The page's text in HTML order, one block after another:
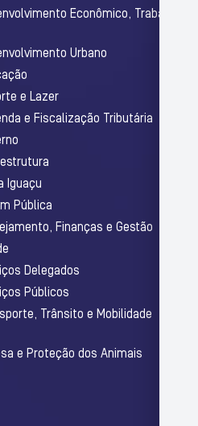
Econômico, Trabalho
Urbano
e Lazer
e Fiscalização Tributária
Iguaçu
Pública
Finanças e Gestão
Delegados
Públicos
Trânsito e Mobilidade
e Proteção dos Animais